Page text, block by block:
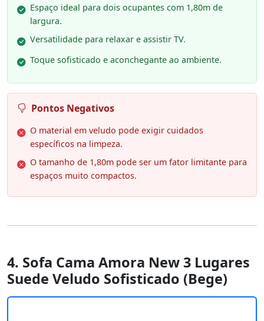
Espaço ideal para dois ocupantes com 1,80m de
largura.
Versatilidade para relaxar e assistir TV.
Toque sofisticado e aconchegante ao ambiente.
Pontos Negativos
O material em veludo pode exigir cuidados
específicos na limpeza.
O tamanho de 1,80m pode ser um fator limitante para
espaços muito compactos.
4. Sofa Cama Amora New 3 Lugares
Suede Veludo Sofisticado (Bege)